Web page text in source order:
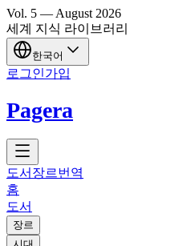
Vol. 5 — August 2026
세계 지식 라이브러리
한국어
로그인가입
Pagera
도서 장르번역
홈
도서
장르
시대